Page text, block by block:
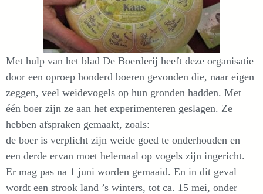
Met hulp van het blad De Boerderij heeft deze organisatie
door een oproep honderd boeren gevonden die, naar eigen
zeggen, veel weidevogels op hun gronden hadden. Met
één boer zijn ze aan het experimenteren geslagen. Ze
hebben afspraken gemaakt, zoals:
de boer is verplicht zijn weide goed te onderhouden en
een derde ervan moet helemaal op vogels zijn ingericht.
Er mag pas na 1 juni worden gemaaid. En in dit geval
wordt een strook land ’s winters, tot ca. 15 mei, onder